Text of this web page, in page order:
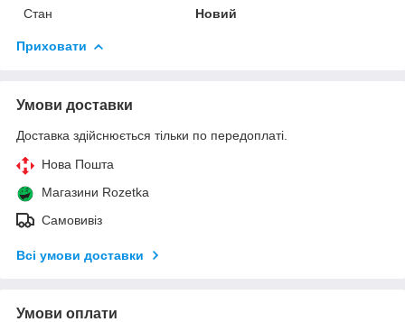
Стан
Новий
Приховати
Умови доставки
Доставка здійснюється тільки по передоплаті.
Нова Пошта
Магазини Rozetka
Самовивіз
Всі умови доставки
Умови оплати